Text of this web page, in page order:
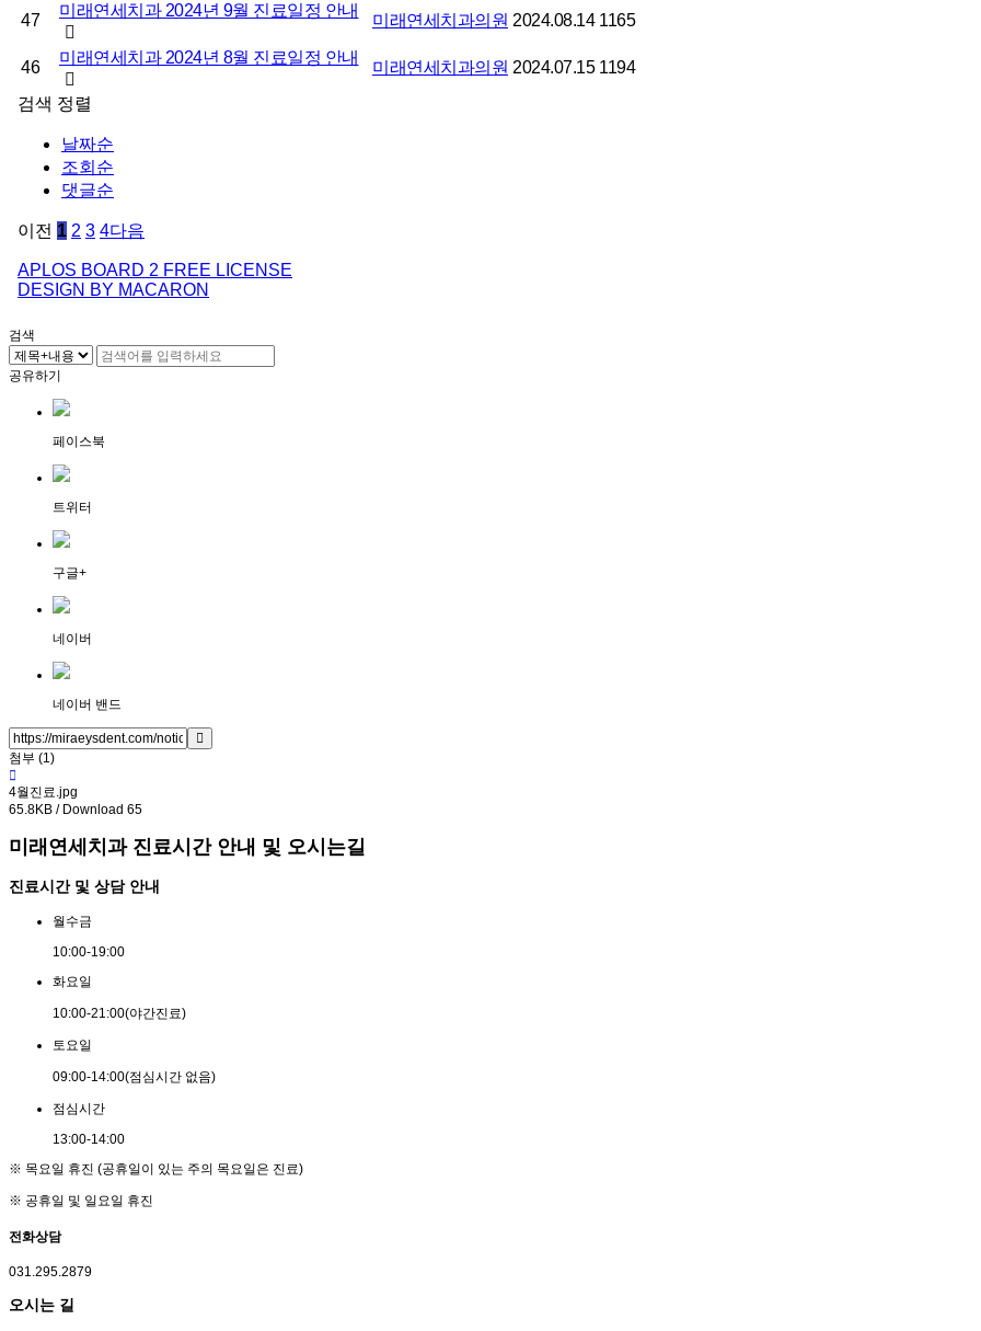
47
미래연세치과 2024년 9월 진료일정 안내
미래연세치과의원 2024.08.14 1165
46
미래연세치과 2024년 8월 진료일정 안내
미래연세치과의원 2024.07.15 1194
검색 정렬
날짜순
조회순
댓글순
이전 1 2 3 4다음
APLOS BOARD 2 FREE LICENSE
DESIGN BY MACARON
검색
공유하기
페이스북
트위터
구글+
네이버
네이버 밴드
첨부 (1)
4월진료.jpg
65.8KB / Download 65
미래연세치과 진료시간 안내 및 오시는길
진료시간 및 상담 안내
월 수금
10:00-19:00
화요일
10:00-21:00(야간진료)
토요일
09:00-14:00(점심시간 없음)
점심시 간
13:00-14:00
※ 목요일 휴진 (공휴일이 있는 주의 목요일은 진료)
※ 공휴일 및 일요일 휴진
전화상담
031.295.2879
오시는 길